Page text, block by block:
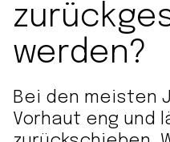
werden?
Bei den meisten
Vorhaut eng und